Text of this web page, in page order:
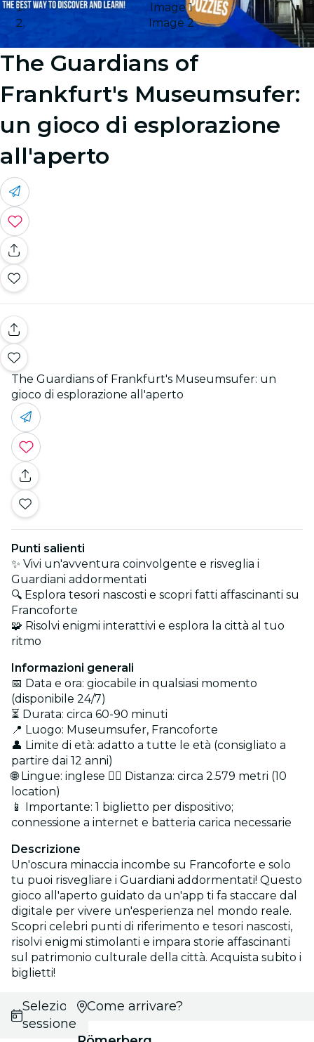
Image 1
Image 2
The Guardians of
Frankfurt's Museumsufer:
un gioco di esplorazione
all'aperto
The Guardians of Frankfurt's Museumsufer: un
gioco di esplorazione all'aperto
Punti salienti
✨ Vivi un'avventura coinvolgente e risveglia i
Guardiani addormentati
🔍 Esplora tesori nascosti e scopri fatti affascinanti su
Francoforte
🧩 Risolvi enigmi interattivi e esplora la città al tuo
ritmo
Informazioni generali
📅 Data e ora: giocabile in qualsiasi momento
(disponibile 24/7)
⏳ Durata: circa 60-90 minuti
📍 Luogo: Museumsufer, Francoforte
👤 Limite di età: adatto a tutte le età (consigliato a
partire dai 12 anni)
🌐 Lingue: inglese 🚶‍♂️ Distanza: circa 2.579 metri (10
location)
📱 Importante: 1 biglietto per dispositivo;
connessione a internet e batteria carica necessarie
Descrizione
Un'oscura minaccia incombe su Francoforte e solo
tu puoi risvegliare i Guardiani addormentati! Questo
gioco all'aperto guidato da un'app ti fa staccare dal
digitale per vivere un'esperienza nel mondo reale.
Scopri celebri punti di riferimento e tesori nascosti,
risolvi enigmi stimolanti e impara storie affascinanti
sul patrimonio culturale della città. Acquista subito i
biglietti!
Seleziona
sessione
Come arrivare?